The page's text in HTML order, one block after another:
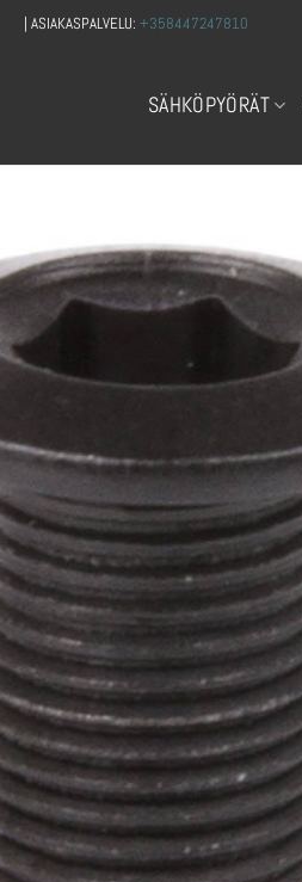
| ASIAKASPALVELU:+358447247810
SÄHKÖPYÖRÄT